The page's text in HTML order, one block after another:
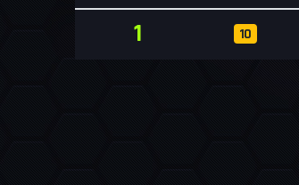
1 10